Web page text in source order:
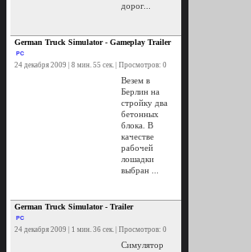
дорог...
German Truck Simulator - Gameplay Trailer
PC
24 декабря 2009 | 8 мин. 55 сек. | Просмотров: 0
Везем в
Берлин на
стройку два
бетонных
блока. В
качестве
рабочей
лошадки
выбран ...
German Truck Simulator - Trailer
PC
24 декабря 2009 | 1 мин. 36 сек. | Просмотров: 0
Симулятор